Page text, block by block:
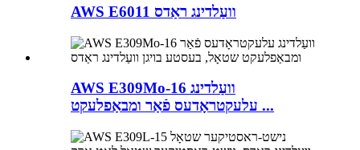
AWS E6011 וועַלדינג ראַדס
AWS E309Mo-16 וועַלדינג
עלעקטראָדעס פֿאַר ומבאַפלעקט ...